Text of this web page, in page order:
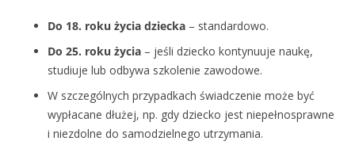
Do 18. roku życia dziecka – standardowo.
Do 25. roku życia – jeśli dziecko kontynuuje naukę,
studiuje lub odbywa szkolenie zawodowe.
W szczególnych przypadkach świadczenie może być
wypłacane dłużej, np. gdy dziecko jest niepełnosprawne
i niezdolne do samodzielnego utrzymania.